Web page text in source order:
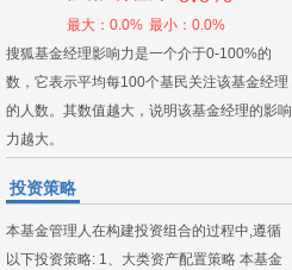
最大：0.0% 最小：0.0%
搜狐基金经理影响力是一个介于0-100%的
数，它表示平均每100个基民关注该基金经理
的人数。其数值越大，说明该基金经理的影响
力越大。
投资策略
本基金管理人在构建投资组合的过程中,遵循
以下投资策略: 1、大类资产配置策略 本基金